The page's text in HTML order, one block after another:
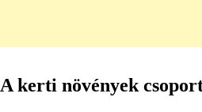
A kerti növények